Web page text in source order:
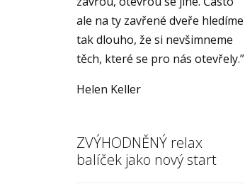
ale na ty zavřené dveře hledíme
tak dlouho, že si nevšimneme
těch, které se pro nás otevřely.”
Helen Keller
ZVÝHODNĚNÝ relax
balíček jako nový start